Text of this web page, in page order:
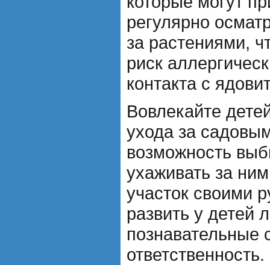
регулярно
за растениями,
риск
контакта с
Вовлекайте
ухода за
возможность
ухаживать за
участок своими
развить у детей
познавательные
ответственность.